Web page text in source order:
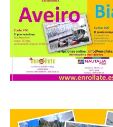
obra “De indis.
firme aquí” y la
grupo Carrion Folk,
protagonizan la
cultural de este
semana dentro del
programa
Plazas y Patios
El